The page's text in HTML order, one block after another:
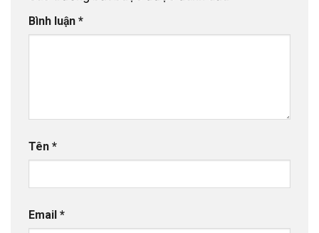
Bình luận *
Tên *
Email *